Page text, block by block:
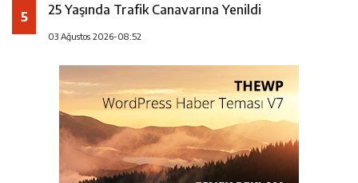
5 25 Yaşında Trafik Canavarına Yenildi
03 Ağustos 2026-08:52